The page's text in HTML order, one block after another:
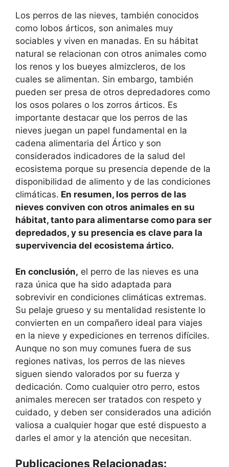
Los perros de las nieves, también conocidos
como lobos árticos, son animales muy
sociables y viven en manadas. En su hábitat
natural se relacionan con otros animales como
los renos y los bueyes almizcleros, de los
cuales se alimentan. Sin embargo, también
pueden ser presa de otros depredadores como
los osos polares o los zorros árticos. Es
importante destacar que los perros de las
nieves juegan un papel fundamental en la
cadena alimentaria del Ártico y son
considerados indicadores de la salud del
ecosistema porque su presencia depende de la
disponibilidad de alimento y de las condiciones
climáticas. En resumen, los perros de las
nieves conviven con otros animales en su
hábitat, tanto para alimentarse como para ser
depredados, y su presencia es clave para la
supervivencia del ecosistema ártico.
En conclusión, el perro de las nieves es una
raza única que ha sido adaptada para
sobrevivir en condiciones climáticas extremas.
Su pelaje grueso y su mentalidad resistente lo
convierten en un compañero ideal para viajes
en la nieve y expediciones en terrenos difíciles.
Aunque no son muy comunes fuera de sus
regiones nativas, los perros de las nieves
siguen siendo valorados por su fuerza y ​​
dedicación. Como cualquier otro perro, estos
animales merecen ser tratados con respeto y
cuidado, y deben ser considerados una adición
valiosa a cualquier hogar que esté dispuesto a
darles el amor y la atención que necesitan.
Publicaciones Relacionadas: